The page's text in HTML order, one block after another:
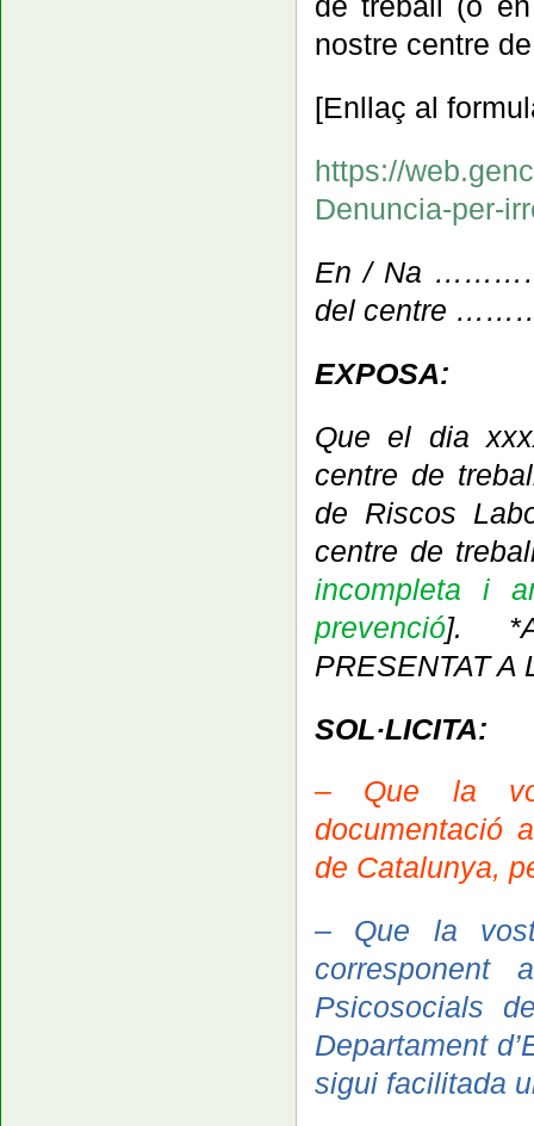
nostre centre
[Enllaç al
https://
Denuncia-per-
En / Na
del centre
EXPOSA:
Que el dia
centre de
de Riscos
centre de
incompleta i
prevenció].
PRESENTAT A
SOL·LICITA:
– Que la
documentació
de Catalunya,
– Que la
corresponent
Psicosocials
Departament
sigui facilitada